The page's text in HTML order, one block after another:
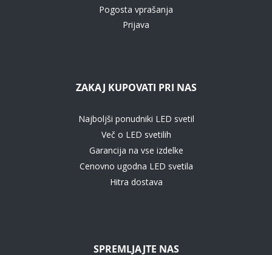
Pogosta vprašanja
Prijava
ZAKAJ KUPOVATI PRI NAS
Najboljši ponudniki LED svetil
Več o LED svetilih
Garancija na vse izdelke
Cenovno ugodna LED svetila
Hitra dostava
SPREMLJAJTE NAS